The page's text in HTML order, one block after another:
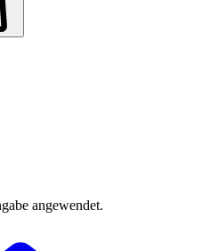
angewendet.